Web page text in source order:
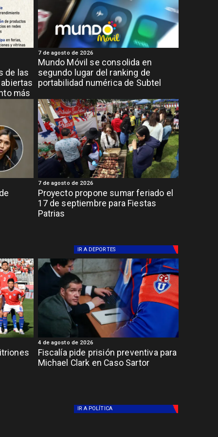
de las
más
Mundo Móvil se consolida en
segundo lugar del ranking de
portabilidad numérica de Subtel
7 de agosto de 2026
Proyecto propone sumar feriado el
17 de septiembre para Fiestas
Patrias
7 de agosto de 2026
IR A DEPORTES
Fiscalía pide prisión preventiva para
Michael Clark en Caso Sartor
4 de agosto de 2026
IR A POLÍTICA